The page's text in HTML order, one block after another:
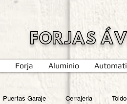
FORJAS
Forja Aluminio
Puertas Garaje Cerrajería